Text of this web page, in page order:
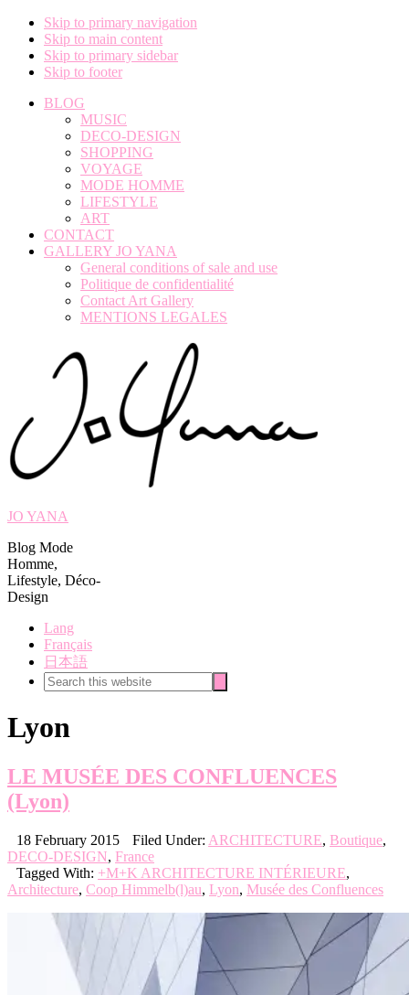
Skip to primary navigation
Skip to main content
Skip to primary sidebar
Skip to footer
BLOG
MUSIC
DECO-DESIGN
SHOPPING
VOYAGE
MODE HOMME
LIFESTYLE
ART
CONTACT
GALLERY JO YANA
General conditions of sale and use
Politique de confidentialité
Contact Art Gallery
MENTIONS LEGALES
JO YANA
Blog Mode
Homme,
Lifestyle, Déco-
Design
Lang
Français
日本語
Search
this
Lyon
LE MUSÉE DES CONFLUENCES
(Lyon)
18 February 2015 Filed Under: ARCHITECTURE, Boutique,
DECO-DESIGN, France
Tagged With: +M+K ARCHITECTURE INTÉRIEURE,
Architecture, Coop Himmelb(l)au, Lyon, Musée des Confluences